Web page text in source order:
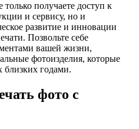
получаете доступ к
и сервису, но и
развитие и инновации
Позвольте себе
вашей жизни,
фотоизделия, которые
близких годами.
фото с